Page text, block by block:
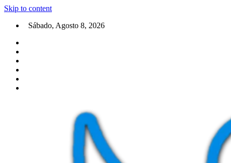
Skip to content
Sábado, Agosto 8, 2026